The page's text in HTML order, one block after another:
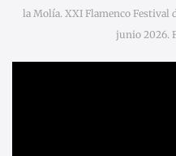
la Molía. XXI Flamenco Festival
junio 2026.